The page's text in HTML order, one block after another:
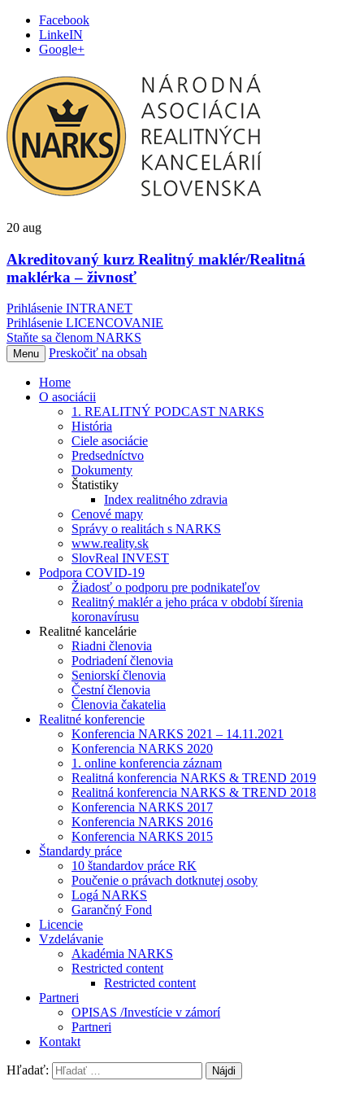
Facebook
LinkeIN
Google+
20 aug
Akreditovaný kurz Realitný maklér/Realitná
maklérka – živnosť
Prihlásenie INTRANET
Prihlásenie LICENCOVANIE
Staňte sa členom NARKS
Menu Preskočiť na obsah
Home
O asociácii
1. REALITNÝ PODCAST NARKS
História
Ciele asociácie
Predsedníctvo
Dokumenty
Štatistiky
Index realitného zdravia
Cenové mapy
Správy o realitách s NARKS
www.reality.sk
SlovReal INVEST
Podpora COVID-19
Žiadosť o podporu pre podnikateľov
Realitný maklér a jeho práca v období šírenia
koronavírusu
Realitné kancelárie
Riadni členovia
Podriadení členovia
Seniorskí členovia
Čestní členovia
Členovia čakatelia
Realitné konferencie
Konferencia NARKS 2021 – 14.11.2021
Konferencia NARKS 2020
1. online konferencia záznam
Realitná konferencia NARKS & TREND 2019
Realitná konferencia NARKS & TREND 2018
Konferencia NARKS 2017
Konferencia NARKS 2016
Konferencia NARKS 2015
Štandardy práce
10 štandardov práce RK
Poučenie o právach dotknutej osoby
Logá NARKS
Garančný Fond
Licencie
Vzdelávanie
Akadémia NARKS
Restricted content
Restricted content
Partneri
OPISAS /Investície v zámorí
Partneri
Kontakt
Hľadať: